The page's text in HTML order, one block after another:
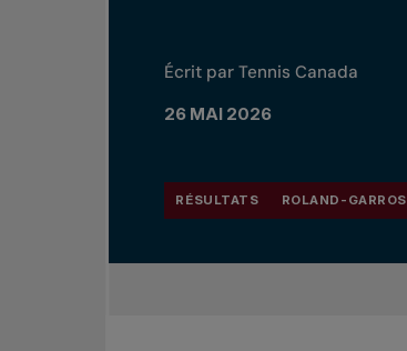
Écrit par Tennis Canada
26 MAI 2026
RÉSULTATS ROLAND-GARROS